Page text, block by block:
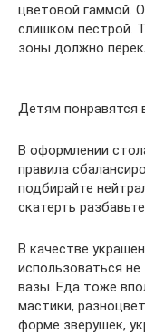
цветовой гаммой.
слишком пестрой.
зоны должно
Детям понравятся
В оформлении
правила
подбирайте
скатерть
В качестве
использоваться
вазы. Еда тоже
мастики,
форме зверушек,